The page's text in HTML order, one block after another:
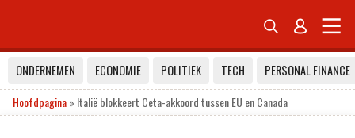
 
ONDERNEMEN ECONOMIE POLITIEK TECH
PERSONAL FINANCE
Hoofdpagina» Italië blokkeert Ceta-akkoord tussen EU en Canada